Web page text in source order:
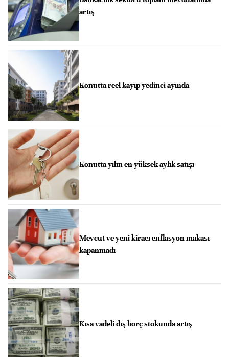
artış
Konutta reel kayıp yedinci ayında
Konutta yılın en yüksek aylık satışı
Mevcut ve yeni kiracı enflasyon makası
kapanmadı
Kısa vadeli dış borç stokunda artış